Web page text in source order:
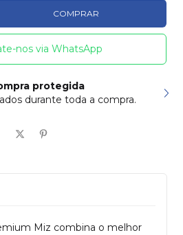
nos via WhatsApp
e entrega
para todo país
Miz combina o melhor